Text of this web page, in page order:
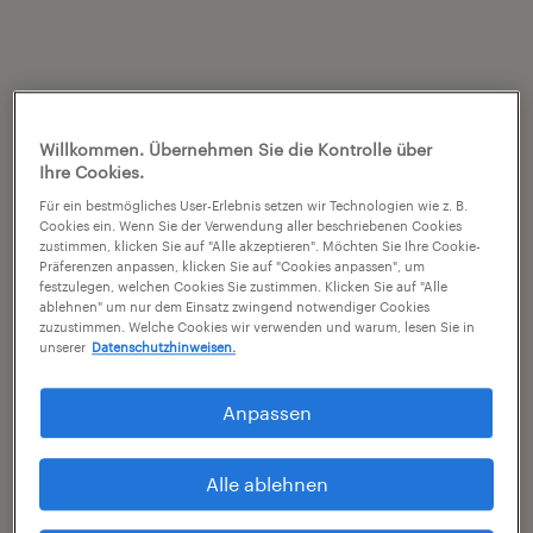
Willkommen. Übernehmen Sie die Kontrolle über
Ihre Cookies.
Für ein bestmögliches User-Erlebnis setzen wir Technologien wie z. B.
Cookies ein. Wenn Sie der Verwendung aller beschriebenen Cookies
zustimmen, klicken Sie auf "Alle akzeptieren". Möchten Sie Ihre Cookie-
Präferenzen anpassen, klicken Sie auf "Cookies anpassen", um
festzulegen, welchen Cookies Sie zustimmen. Klicken Sie auf "Alle
ablehnen" um nur dem Einsatz zwingend notwendiger Cookies
zuzustimmen. Welche Cookies wir verwenden und warum, lesen Sie in
unserer Datenschutzhinweisen.
Anpassen
Alle ablehnen